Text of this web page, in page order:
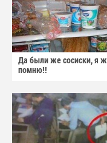
Да были же сосиски, я ж
помню!!